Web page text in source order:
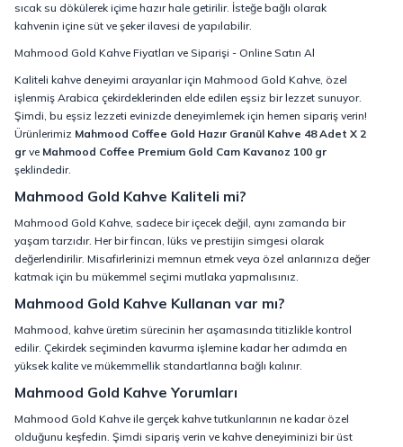
sıcak su dökülerek içime hazır hale getirilir. İsteğe bağlı olarak
kahvenin içine süt ve şeker ilavesi de yapılabilir.
Mahmood Gold Kahve Fiyatları ve Siparişi - Online Satın Al
Kaliteli kahve deneyimi arayanlar için Mahmood Gold Kahve, özel
işlenmiş Arabica çekirdeklerinden elde edilen eşsiz bir lezzet sunuyor.
Şimdi, bu eşsiz lezzeti evinizde deneyimlemek için hemen sipariş verin!
Ürünlerimiz Mahmood Coffee Gold Hazır Granül Kahve 48 Adet X 2
gr ve Mahmood Coffee Premium Gold Cam Kavanoz 100 gr
şeklindedir.
Mahmood Gold Kahve Kaliteli mi?
Mahmood Gold Kahve, sadece bir içecek değil, aynı zamanda bir
yaşam tarzıdır. Her bir fincan, lüks ve prestijin simgesi olarak
değerlendirilir. Misafirlerinizi memnun etmek veya özel anlarınıza değer
katmak için bu mükemmel seçimi mutlaka yapmalısınız.
Mahmood Gold Kahve Kullanan var mı?
Mahmood, kahve üretim sürecinin her aşamasında titizlikle kontrol
edilir. Çekirdek seçiminden kavurma işlemine kadar her adımda en
yüksek kalite ve mükemmellik standartlarına bağlı kalınır.
Mahmood Gold Kahve Yorumları
Mahmood Gold Kahve ile gerçek kahve tutkunlarının ne kadar özel
olduğunu keşfedin. Şimdi sipariş verin ve kahve deneyiminizi bir üst